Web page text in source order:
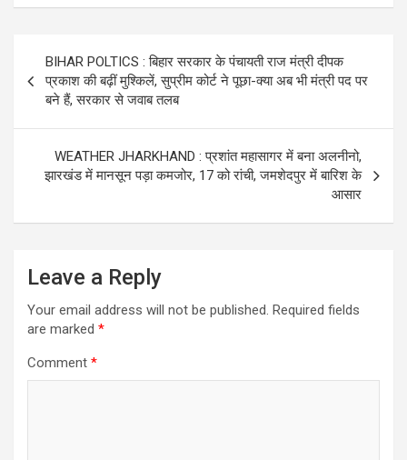
at
s
A
p
p
ce
b
o
o
k
tt
er
ke
n
e
gr
a
ail ar
navigation
BIHAR POLTICS : बिहार सरकार के पंचायती राज मंत्री दीपक
प्रकाश की बढ़ीं मुश्किलें, सुप्रीम कोर्ट ने पूछा-क्या अब भी मंत्री पद पर
बने हैं, सरकार से जवाब तलब
WEATHER JHARKHAND : प्रशांत महासागर में बना अलनीनो,
झारखंड में मानसून पड़ा कमजोर, 17 को रांची, जमशेदपुर में बारिश के
आसार
Leave a Reply
Your email address will not be published. Required fields
are marked *
Comment *